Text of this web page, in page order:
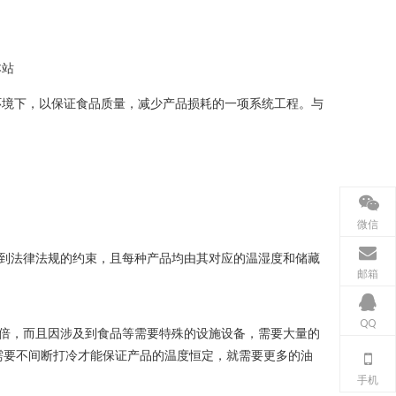
，以保证食品质量，减少产品损耗的一项系统工程。与
律法规的约束，且每种产品均由其对应的温湿度和储藏
而且因涉及到食品等需要特殊的设施设备，需要大量的
不间断打冷才能保证产品的温度恒定，就需要更多的油
微信
邮箱
QQ
手机